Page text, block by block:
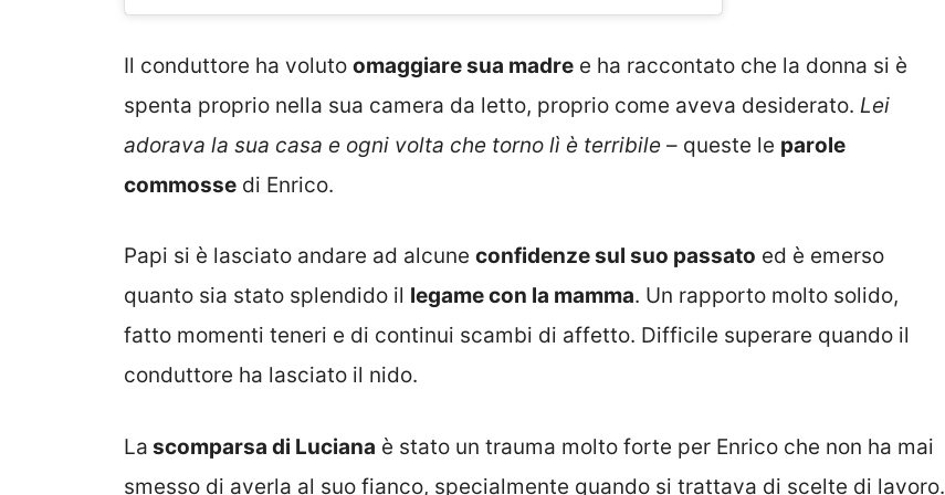
Il conduttore ha voluto omaggiare sua madre e ha raccontato che la donna si è
spenta proprio nella sua camera da letto, proprio come aveva desiderato. Lei
adorava la sua casa e ogni volta che torno lì è terribile – queste le parole
commosse di Enrico.
Papi si è lasciato andare ad alcune confidenze sul suo passato ed è emerso
quanto sia stato splendido il legame con la mamma. Un rapporto molto solido,
fatto momenti teneri e di continui scambi di affetto. Difficile superare quando il
conduttore ha lasciato il nido.
La scomparsa di Luciana è stato un trauma molto forte per Enrico che non ha mai
smesso di averla al suo fianco, specialmente quando si trattava di scelte di lavoro.